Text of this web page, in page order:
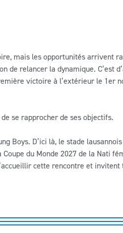
mais les opportunités arrivent
de relancer la dynamique. C’est
victoire à l’extérieur le 1er
se rapprocher de ses objectifs.
Boys. D’ici là, le stade
du Monde 2027 de la Nati
cette rencontre et invitent